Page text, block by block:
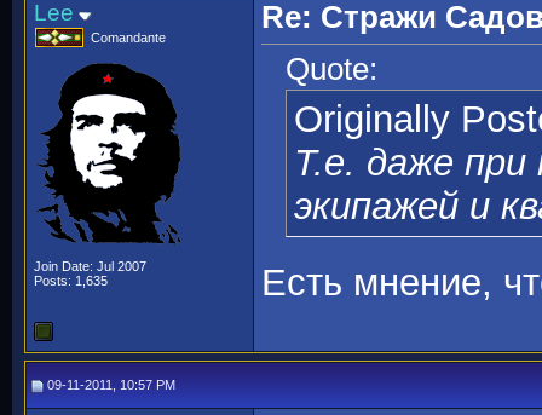
Lee
Comandante
Join Date: Jul 2007
Posts: 1,635
Re: Стражи
Quote:
Originally
Т.е. даже
экипажей и
Есть мнение,
09-11-2011, 10:57 PM